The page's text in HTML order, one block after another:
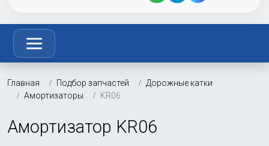
Главная Подбор запчастей
Дорожные катки
Амортизаторы
KR06
Амортизатор KR06